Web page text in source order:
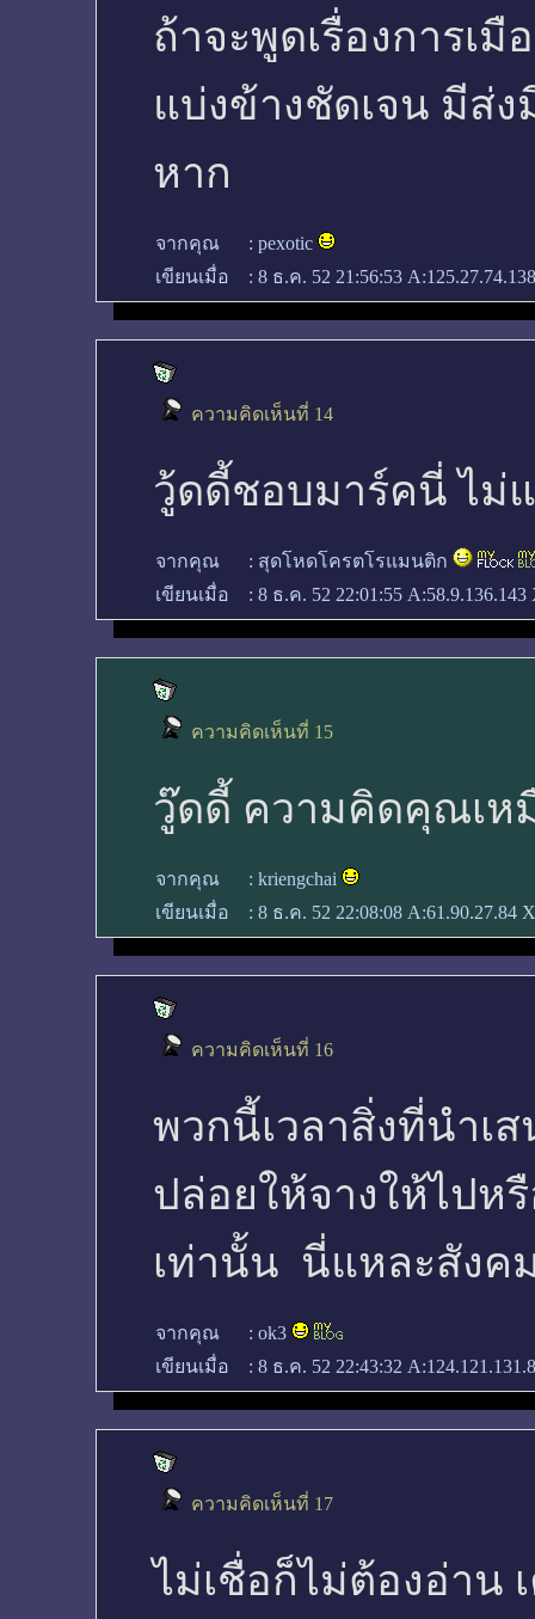
ถ้าจะพูดเรื่องการเ
แบ่งข้างชัดเจน มีส่
หาก
จากคุณ : pexotic
เขียนเมื่อ
: 8 ธ.ค. 52 21:56:53
ความคิดเห็นที่ 14
วู้ดดี้ชอบมาร์คนี่ ไม่
จากคุณ : สุดโหดโครตโรแมนติก
เขียนเมื่อ
: 8 ธ.ค. 52 22:01:55 A:58.9.136.143
ความคิดเห็นที่ 15
วู๊ดดี้ ความคิดคุณเห
จากคุณ : kriengchai
เขียนเมื่อ
: 8 ธ.ค. 52 22:08:08 A:61.90.27.84
ความคิดเห็นที่ 16
พวกนี้เวลาสิ่งที่นำเ
ปล่อยให้จางให้ไปห
เท่านั้น นี่แหละสังค
จากคุณ : ok3
เขียนเมื่อ
: 8 ธ.ค. 52 22:43:32
ความคิดเห็นที่ 17
ไม่เชื่อก็ไม่ต้องอ่าน